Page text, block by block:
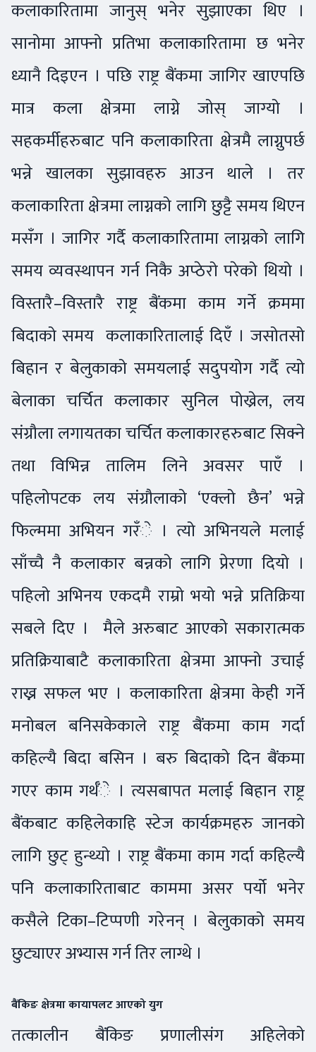
कलाकारितामा जानुस् भनेर सुझाएका थिए ।
सानोमा आफ्नो प्रतिभा कलाकारितामा छ भनेर
ध्यानै दिइएन । पछि राष्ट्र बैंकमा जागिर खाएपछि
मात्र कला क्षेत्रमा लाग्ने जोस् जाग्यो ।
सहकर्मीहरुबाट पनि कलाकारिता क्षेत्रमै लाग्नुपर्छ
भन्ने खालका सुझावहरु आउन थाले । तर
कलाकारिता क्षेत्रमा लाग्नको लागि छुट्टै समय थिएन
मसँग । जागिर गर्दै कलाकारितामा लाग्नको लागि
समय व्यवस्थापन गर्न निकै अप्ठेरो परेको थियो ।
विस्तारै–विस्तारै राष्ट्र बैंकमा काम गर्ने क्रममा
बिदाको समय कलाकारितालाई दिएँ । जसोतसो
बिहान र बेलुकाको समयलाई सदुपयोग गर्दै त्यो
बेलाका चर्चित कलाकार सुनिल पोख्रेल, लय
संग्रौला लगायतका चर्चित कलाकारहरुबाट सिक्ने
तथा विभिन्न तालिम लिने अवसर पाएँ ।
पहिलोपटक लय संग्रौलाको ‘एक्लो छैन’ भन्ने
फिल्ममा अभियन गरँे । त्यो अभिनयले मलाई
साँच्चै नै कलाकार बन्नको लागि प्रेरणा दियो ।
पहिलो अभिनय एकदमै राम्रो भयो भन्ने प्रतिक्रिया
सबले दिए । मैले अरुबाट आएको सकारात्मक
प्रतिक्रियाबाटै कलाकारिता क्षेत्रमा आफ्नो उचाई
राख्न सफल भए । कलाकारिता क्षेत्रमा केही गर्ने
मनोबल बनिसकेकाले राष्ट्र बैंकमा काम गर्दा
कहिल्यै बिदा बसिन । बरु बिदाको दिन बैंकमा
गएर काम गर्थँे । त्यसबापत मलाई बिहान राष्ट्र
बैंकबाट कहिलेकाहि स्टेज कार्यक्रमहरु जानको
लागि छुट् हुन्थ्यो । राष्ट्र बैंकमा काम गर्दा कहिल्यै
पनि कलाकारिताबाट काममा असर पर्यो भनेर
कसैले टिका–टिप्पणी गरेनन् । बेलुकाको समय
छुट्याएर अभ्यास गर्न तिर लाग्थे ।
बैंकिङ क्षेत्रमा कायापलट आएको युग
तत्कालीन बैंकिङ प्रणालीसंग अहिलेको